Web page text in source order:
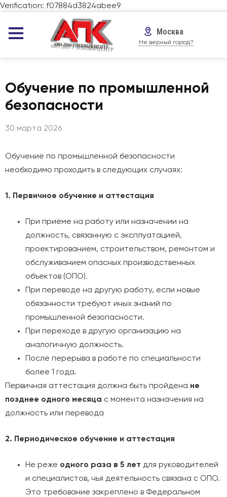
Verification: f07884d3824abee9
Москва
Не верный город?
Обучение по промышленной
безопасности
30 марта 2026
Обучение по промышленной безопасности
необходимо проходить в следующих случаях:
1. Первичное обучение и аттестация
При приёме на работу или назначении на
должность, связанную с эксплуатацией,
проектированием, строительством, ремонтом и
обслуживанием опасных производственных
объектов (ОПО).
При переводе на другую работу, если новые
обязанности требуют иных знаний по
промышленной безопасности.
При переходе в другую организацию на
аналогичную должность.
После перерыва в работе по специальности
более 1 года.
Первичная аттестация должна быть пройдена не
позднее одного месяца с момента назначения на
должность или перевода
2. Периодическое обучение и аттестация
Не реже одного раза в 5 лет для руководителей
и специалистов, чья деятельность связана с ОПО.
Это требование закреплено в Федеральном